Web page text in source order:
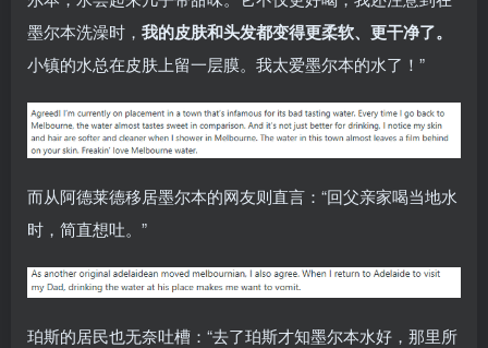
墨尔本洗澡时， 我的皮肤和头发都变得更柔软、更干净了。
小镇的水总在皮肤上留一层膜。我太爱墨尔本的水了！”
而从阿德莱德移居墨尔本的网友则直言：“回父亲家喝当地水
时，简直想吐。”
珀斯的居民也无奈吐槽：“去了珀斯才知墨尔本水好，那里所